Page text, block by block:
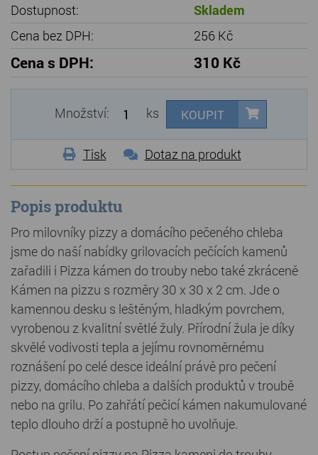
Dostupnost:
Skladem
Cena bez DPH:
256 Kč
Cena s DPH: 310 Kč
Množství: ks KOUPIT
Tisk Dotaz na produkt
Popis produktu
Pro milovníky pizzy a domácího pečeného chleba
jsme do naší nabídky grilovacích pečících kamenů
zařadili i Pizza kámen do trouby nebo také zkráceně
Kámen na pizzu s rozměry 30 x 30 x 2 cm. Jde o
kamennou desku s leštěným, hladkým povrchem,
vyrobenou z kvalitní světlé žuly. Přírodní žula je díky
skvělé vodivosti tepla a jejímu rovnoměrnému
roznášení po celé desce ideální právě pro pečení
pizzy, domácího chleba a dalších produktů v troubě
nebo na grilu. Po zahřátí pečicí kámen nakumulované
teplo dlouho drží a postupně ho uvolňuje.